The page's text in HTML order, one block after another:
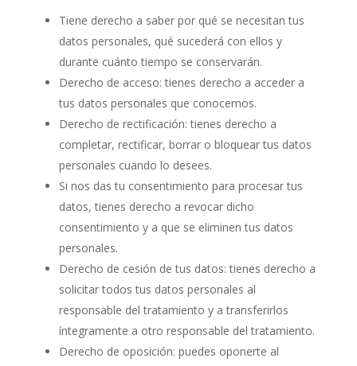
Tiene derecho a saber por qué se necesitan tus
datos personales, qué sucederá con ellos y
durante cuánto tiempo se conservarán.
Derecho de acceso: tienes derecho a acceder a
tus datos personales que conocemos.
Derecho de rectificación: tienes derecho a
completar, rectificar, borrar o bloquear tus datos
personales cuando lo desees.
Si nos das tu consentimiento para procesar tus
datos, tienes derecho a revocar dicho
consentimiento y a que se eliminen tus datos
personales.
Derecho de cesión de tus datos: tienes derecho a
solicitar todos tus datos personales al
responsable del tratamiento y a transferirlos
íntegramente a otro responsable del tratamiento.
Derecho de oposición: puedes oponerte al